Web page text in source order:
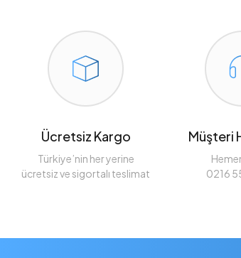
Ücretsiz Kargo
Türkiye’nin her yerine
ücretsiz ve sigortalı teslimat
Müşteri
0216